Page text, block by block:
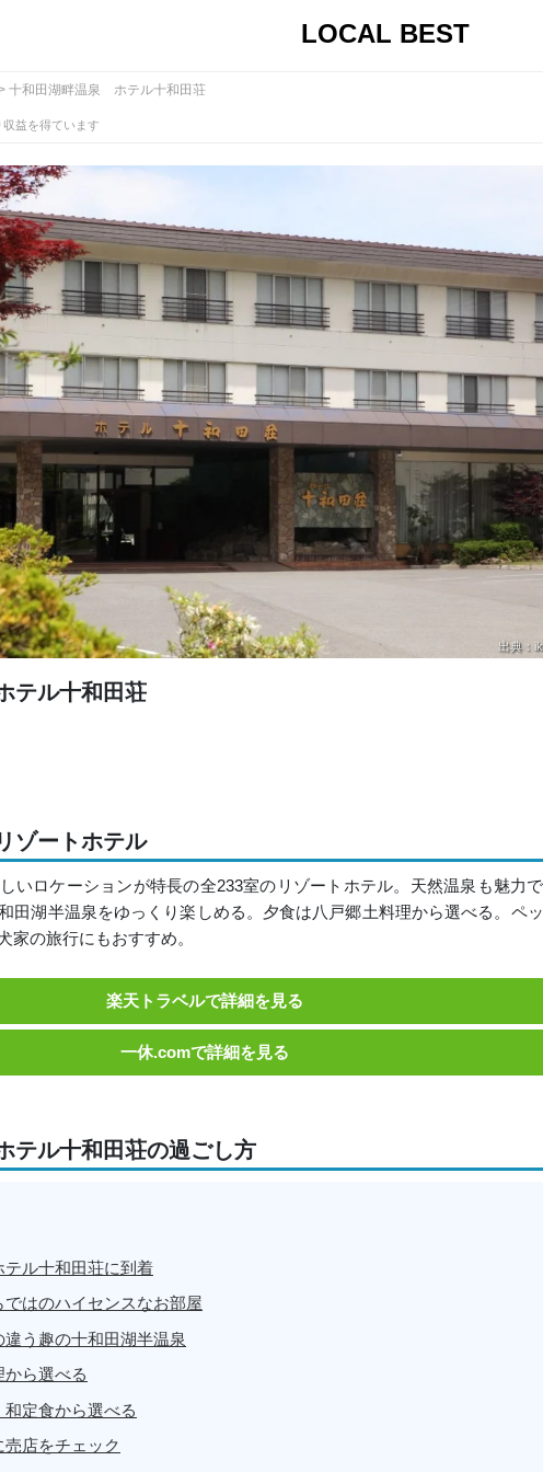
LOCAL BEST
十和田湖畔温泉 ホテル十和田荘
益を得ています
出典：
テル十和田荘
ゾートホテル
いロケーションが特長の全233室のリゾートホテル。天然温泉も魅力で
田湖半温泉をゆっくり楽しめる。夕食は八戸郷土料理から選べる。ペ
家の旅行にもおすすめ。
楽天トラベルで詳細を見る
一休.comで詳細を見る
ル十和田荘の過ごし方
ル十和田荘に到着
ではのハイセンスなお部屋
う趣の十和田湖半温泉
ら選べる
定食から選べる
店をチェック